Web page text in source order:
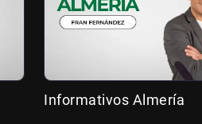
Informativos Almería